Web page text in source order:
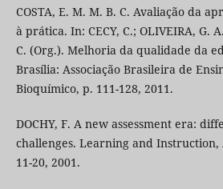
COSTA, E. M. M. B. C. Avaliação da
à prática. In: CECY, C.; OLIVEIRA, G.
C. (Org.). Melhoria da qualidade da
Brasília: Associação Brasileira de
Bioquímico, p. 111-128, 2011.
DOCHY, F. A new assessment era:
challenges. Learning and Instruction,
11-20, 2001.